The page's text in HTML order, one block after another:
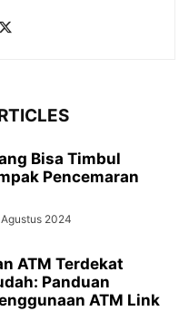
Bisa Timbul
Pencemaran
2024
ATM Terdekat
Panduan
ATM Link